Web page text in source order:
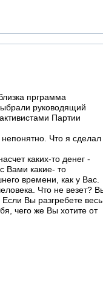
прграмма
руководящий
Партии
Что я сделал
каких-то денег -
Вами какие- то
времени, как у Вас.
Что не везет?
Вы разгребете весь
чего же Вы хотите от